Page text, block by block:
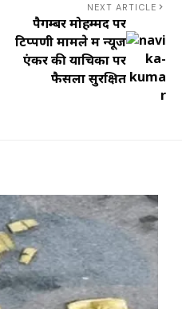
NEXT ARTICLE
पैगम्बर मोहम्मद पर
टिप्पणी मामले में न्यूज
एंकर की याचिका पर
फैसला सुरक्षित